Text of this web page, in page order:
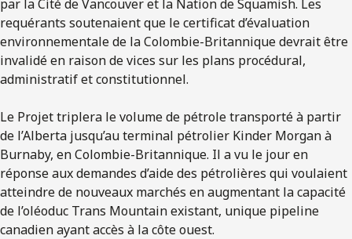
par la Cité de Vancouver et la Nation de Squamish. Les
requérants soutenaient que le certificat d’évaluation
environnementale de la Colombie-Britannique devrait être
invalidé en raison de vices sur les plans procédural,
administratif et constitutionnel.
Le Projet triplera le volume de pétrole transporté à partir
de l’Alberta jusqu’au terminal pétrolier Kinder Morgan à
Burnaby, en Colombie-Britannique. Il a vu le jour en
réponse aux demandes d’aide des pétrolières qui voulaient
atteindre de nouveaux marchés en augmentant la capacité
de l’oléoduc Trans Mountain existant, unique pipeline
canadien ayant accès à la côte ouest.